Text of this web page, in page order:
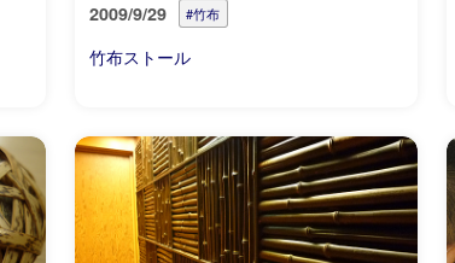
2009/9/29 #竹布
竹布ストール